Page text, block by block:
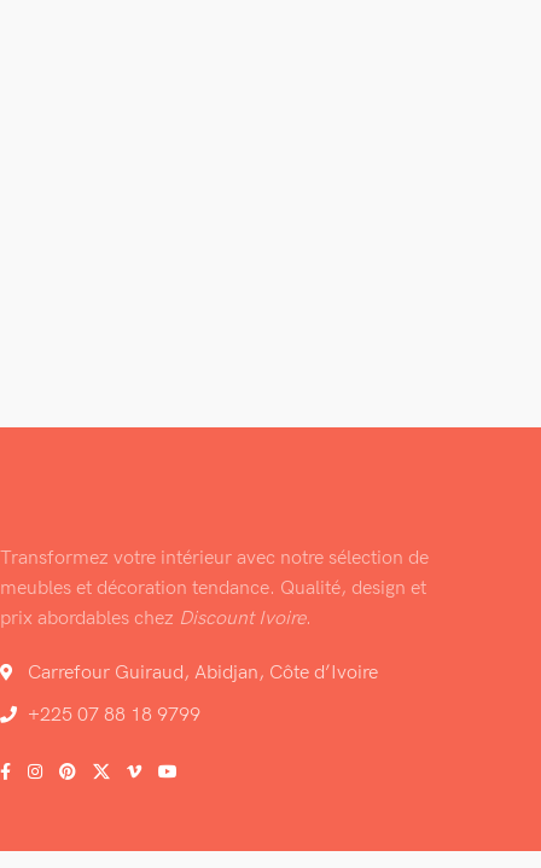
Transformez votre intérieur avec notre sélection de
meubles et décoration tendance. Qualité, design et
prix abordables chez Discount Ivoire.
Carrefour Guiraud, Abidjan, Côte d’Ivoire
+225 07 88 18 9799